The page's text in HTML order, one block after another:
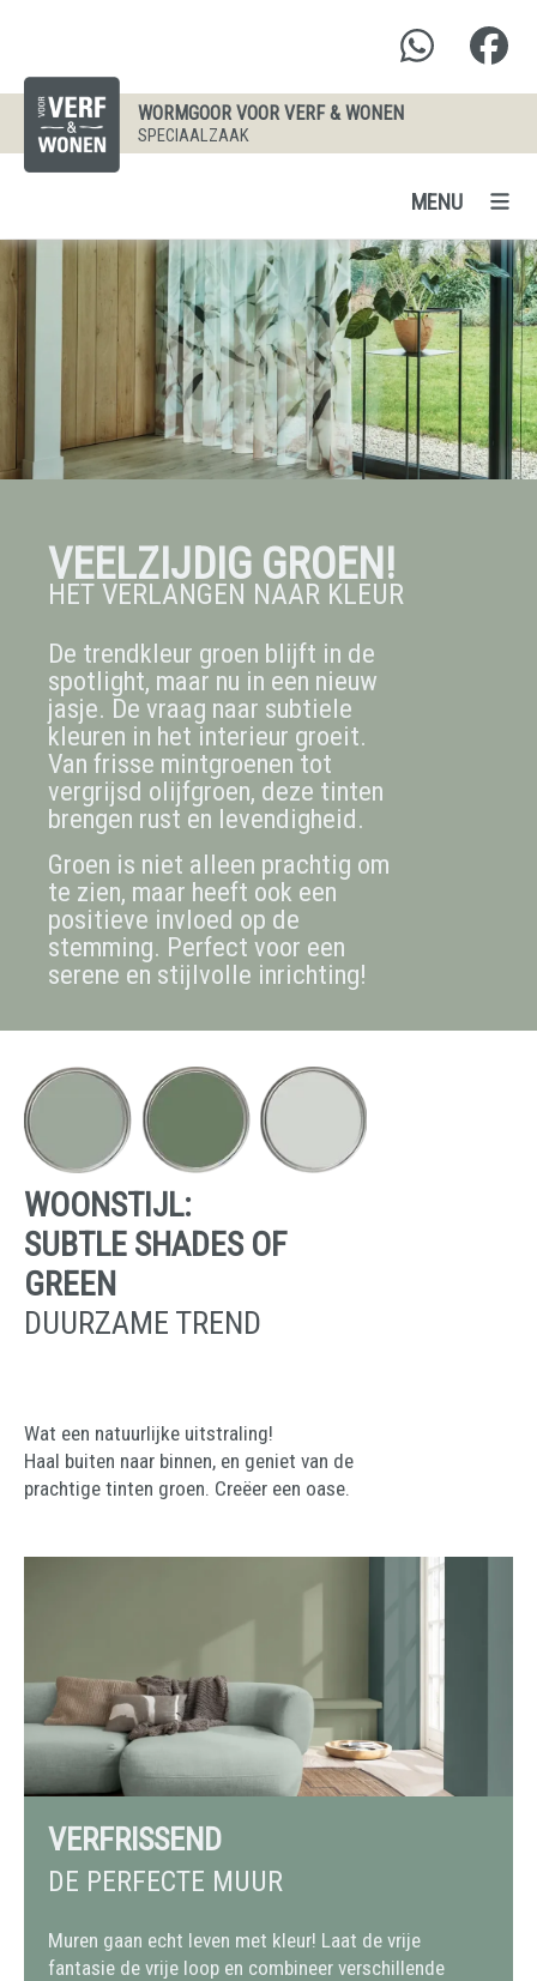
WORMGOOR VOOR VERF & WONEN
SPECIAALZAAK
MENU
VEELZIJDIG GROEN!
HET VERLANGEN NAAR KLEUR
De trendkleur groen blijft in de
spotlight, maar nu in een nieuw
jasje. De vraag naar subtiele
kleuren in het interieur groeit.
Van frisse mintgroenen tot
vergrijsd olijfgroen, deze tinten
brengen rust en levendigheid.
Groen is niet alleen prachtig om
te zien, maar heeft ook een
positieve invloed op de
stemming. Perfect voor een
serene en stijlvolle inrichting!
WOONSTIJL:
SUBTLE SHADES OF
GREEN
DUURZAME TREND
Wat een natuurlijke uitstraling!
Haal buiten naar binnen, en geniet van de
prachtige tinten groen. Creëer een oase.
VERFRISSEND
DE PERFECTE MUUR
Muren gaan echt leven met kleur! Laat de vrije
fantasie de vrije loop en combineer verschillende